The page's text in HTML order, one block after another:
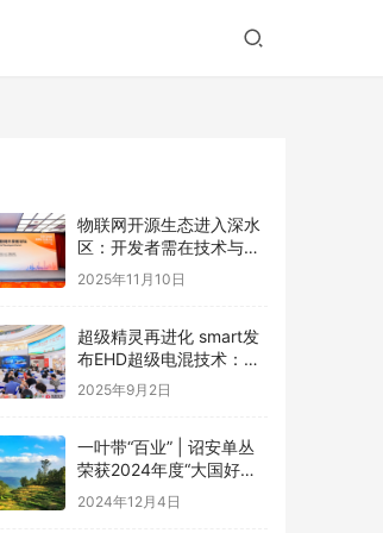
物联网开源生态进入深水
区：开发者需在技术与商
业的夹缝中寻找破局之道
2025年11月10日
超级精灵再进化 smart发
布EHD超级电混技术：每
一程，比增程更成
2025年9月2日
一叶带“百业” | 诏安单丛
荣获2024年度“大国好货·
一县一品”特色品牌
2024年12月4日